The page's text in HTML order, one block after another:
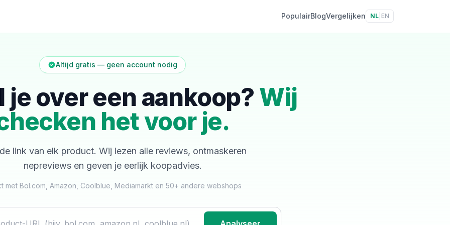
PopulairBlogVergelijken NL EN
Altijd gratis — geen account nodig
je over een aankoop? Wij
het voor je.
link van elk product. Wij lezen alle reviews, ontmaskeren
nepreviews en geven je eerlijk koopadvies.
met Bol.com, Amazon, Coolblue, Mediamarkt en 50+ andere webshops